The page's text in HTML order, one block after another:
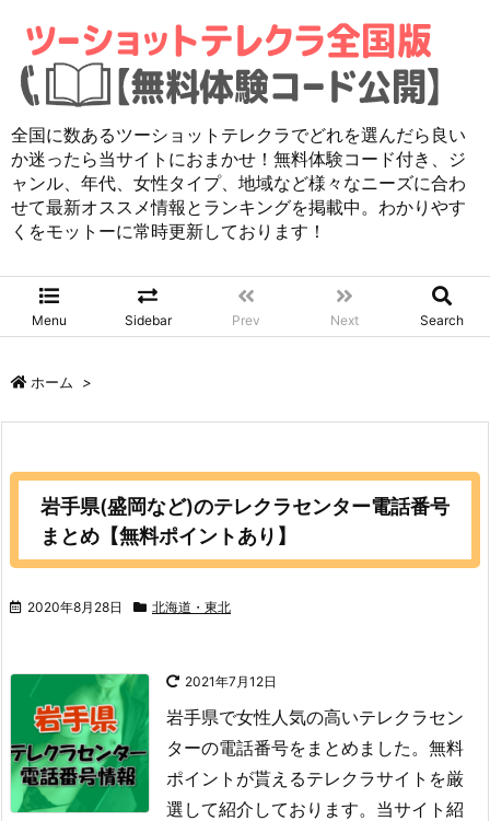
全国に数あるツーショットテレクラでどれを選んだら良い
か迷ったら当サイトにおまかせ！無料体験コード付き、ジ
ャンル、年代、女性タイプ、地域など様々なニーズに合わ
せて最新オススメ情報とランキングを掲載中。わかりやす
くをモットーに常時更新しております！
Menu Sidebar Prev Next Search
ホーム >
岩手県(盛岡など)のテレクラセンター電話番号
まとめ【無料ポイントあり】
2020年8月28日 北海道・東北
2021年7月12日
岩手県で女性人気の高いテレクラセン
ターの電話番号をまとめました。無料
ポイントが貰えるテレクラサイトを厳
選して紹介しております。当サイト紹